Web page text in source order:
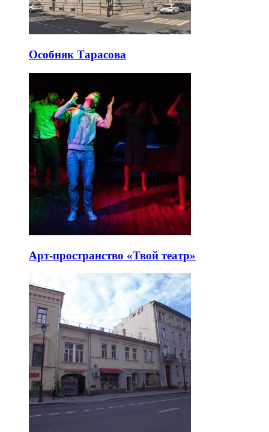
Особняк Тарасова
Арт-пространство «Твой театр»